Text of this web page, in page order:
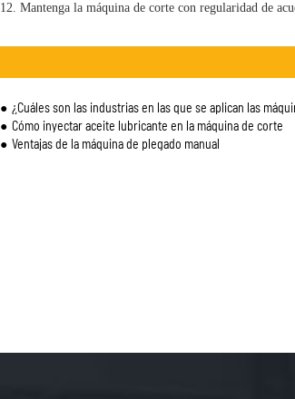
12. Mantenga la máquina de corte con regularidad de
¿Cuáles son las industrias en las que se aplican las máquinas
Cómo inyectar aceite lubricante en la máquina de corte
Ventajas de la máquina de plegado manual